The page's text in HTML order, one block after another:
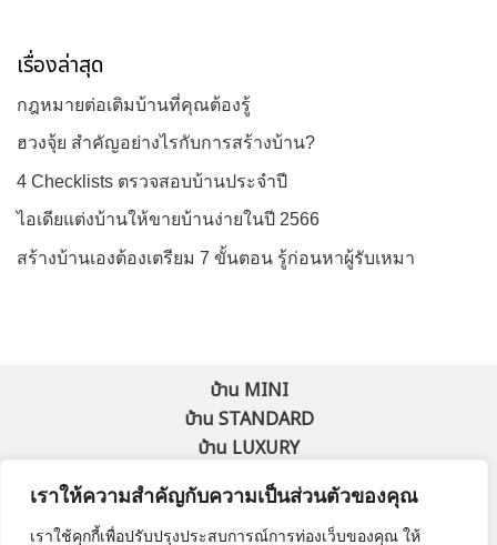
เราให้ความสำคัญกับความเป็นส่วนตัวของคุณ
เราใช้คุกกี้เพื่อปรับปรุงประสบการณ์การท่องเว็บของคุณ ให้
เรื่องล่าสุด
กฎหมายต่อเติมบ้านที่คุณต้องรู้
ฮวงจุ้ย สำคัญอย่างไรกับการสร้างบ้าน?
4 Checklists ตรวจสอบบ้านประจำปี
ไอเดียแต่งบ้านให้ขายบ้านง่ายในปี 2566
สร้างบ้านเองต้องเตรียม 7 ขั้นตอน รู้ก่อนหาผู้รับเหมา
บ้าน MINI
บ้าน STANDARD
บ้าน LUXURY
Smart Home
บทความ
นโยบายความเป็นส่วนตัว